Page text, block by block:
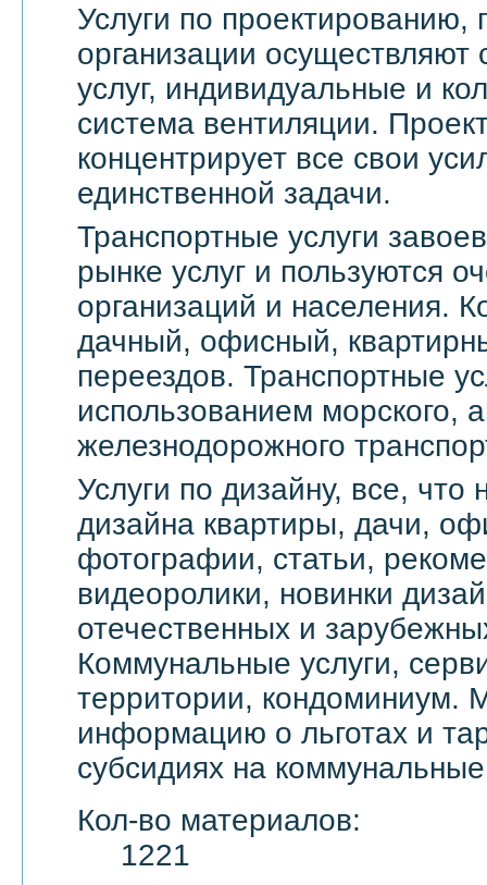
Услуги по проектированию,
организации осуществляют
услуг, индивидуальные и
система вентиляции.
концентрирует все свои
единственной задачи.
Транспортные услуги
рынке услуг и пользуются
организаций и населения.
дачный, офисный,
переездов. Транспортные
использованием морского,
железнодорожного
Услуги по дизайну, все, что
дизайна квартиры, дачи,
фотографии, статьи,
видеоролики, новинки
отечественных и
Коммунальные услуги,
территории, кондоминиум.
информацию о льготах и
субсидиях на коммунальные
Кол-во материалов:
1221